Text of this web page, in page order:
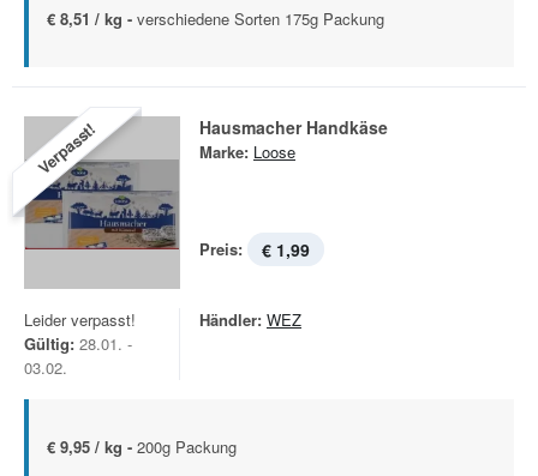
€ 8,51 / kg - verschiedene Sorten 175g Packung
Verpasst! Hausmacher Handkäse
Marke: Loose
Preis: € 1,99
Leider verpasst!
Gültig: 28.01. -
03.02.
Händler: WEZ
€ 9,95 / kg - 200g Packung